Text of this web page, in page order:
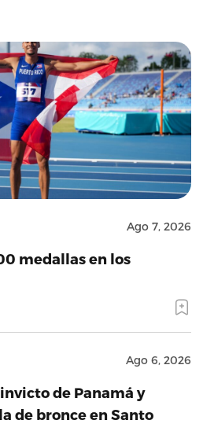
Ago 7, 2026
medallas en los
Ago 6, 2026
de Panamá y
de bronce en Santo